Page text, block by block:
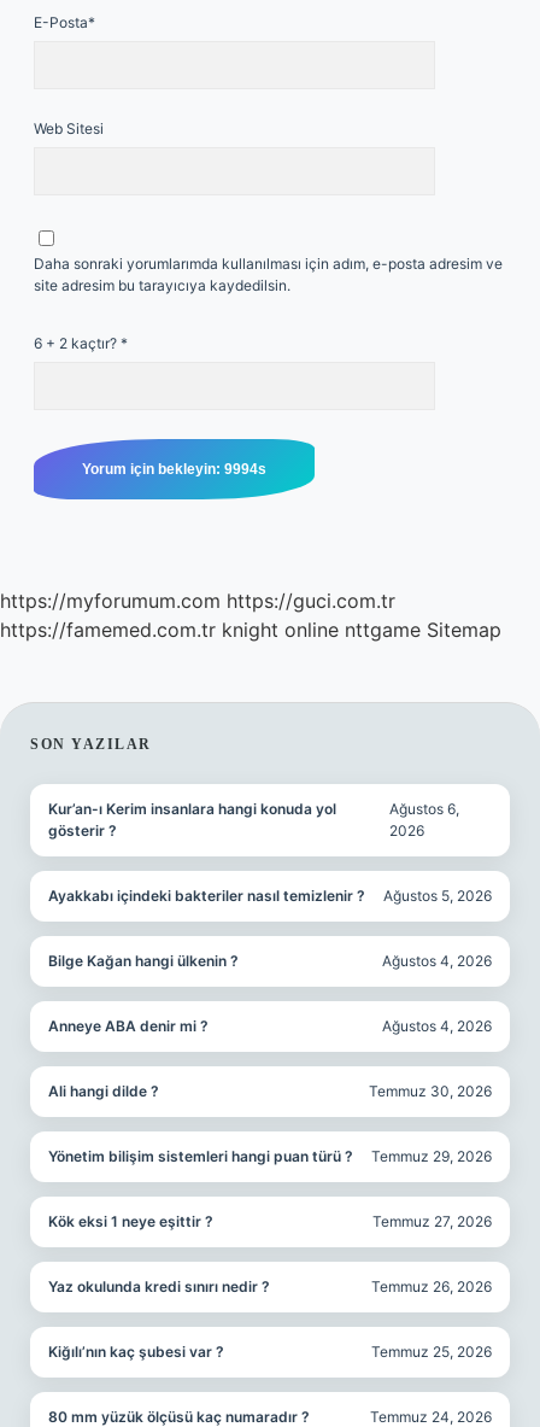
E-Posta*
Web Sitesi
Daha sonraki yorumlarımda kullanılması için adım, e-posta adresim ve
site adresim bu tarayıcıya kaydedilsin.
6 + 2 kaçtır? *
https://myforumum.com https://guci.com.tr
https://famemed.com.tr knight online nttgame Sitemap
SIDEBAR
SON YAZILAR
Kur’an-ı Kerim insanlara hangi konuda yol
gösterir ?
Ağustos 6,
2026
Ayakkabı içindeki bakteriler nasıl temizlenir ? Ağustos 5, 2026
Bilge Kağan hangi ülkenin ? Ağustos 4, 2026
Anneye ABA denir mi ? Ağustos 4, 2026
Ali hangi dilde ? Temmuz 30, 2026
Yönetim bilişim sistemleri hangi puan türü ? Temmuz 29, 2026
Kök eksi 1 neye eşittir ? Temmuz 27, 2026
Yaz okulunda kredi sınırı nedir ? Temmuz 26, 2026
Kiğılı’nın kaç şubesi var ? Temmuz 25, 2026
80 mm yüzük ölçüsü kaç numaradır ? Temmuz 24, 2026